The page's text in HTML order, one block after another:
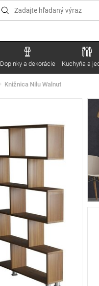
Doplnky a dekorácie Kuchyňa a
Knižnica Nilu Walnut